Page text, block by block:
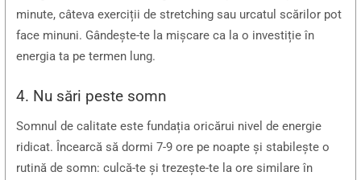
minute, câteva exerciții de stretching sau urcatul scărilor pot
face minuni. Gândește-te la mișcare ca la o investiție în
energia ta pe termen lung.
4. Nu sări peste somn
Somnul de calitate este fundația oricărui nivel de energie
ridicat. Încearcă să dormi 7-9 ore pe noapte și stabilește o
rutină de somn: culcă-te și trezește-te la ore similare în